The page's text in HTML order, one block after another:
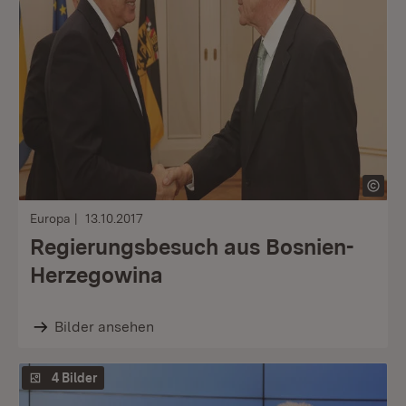
Europa 13.10.2017
Regierungsbesuch aus Bosnien-
Herzegowina
Bilder ansehen
4 Bilder